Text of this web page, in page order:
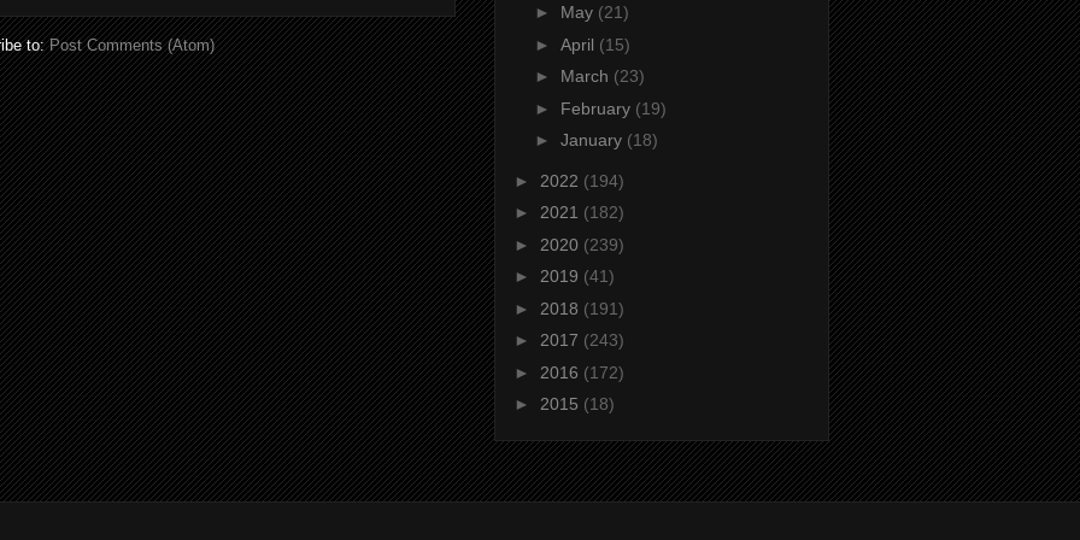
to:Post Comments (Atom)
► May (21)
► April (15)
► March (23)
► February (19)
► January (18)
► 2022 (194)
► 2021 (182)
► 2020 (239)
► 2019 (41)
► 2018 (191)
► 2017 (243)
► 2016 (172)
► 2015 (18)